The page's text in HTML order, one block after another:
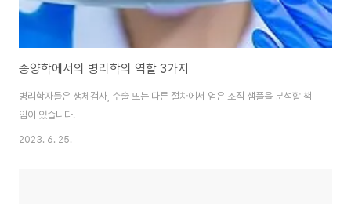
종양학에서의 병리학의 역할 3가지
병리학자들은 생체검사, 수술 또는 다른 절차에서 얻은 조직 샘플을 분석할 책
임이 있습니다.
2023. 6. 25.